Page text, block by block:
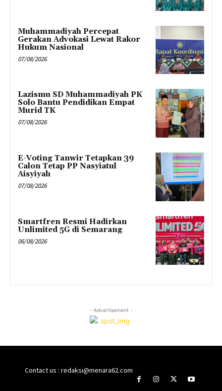
Muhammadiyah Percepat
Gerakan Advokasi Lewat Rakor
Hukum Nasional
07/08/2026
Lazismu SD Muhammadiyah PK
Solo Bantu Pendidikan Empat
Murid TK
07/08/2026
E-Voting Tanwir Tetapkan 39
Calon Tetap PP Nasyiatul
Aisyiyah
07/08/2026
Smartfren Resmi Hadirkan
Unlimited 5G di Semarang
06/08/2026
- Advertisement -
Contact us : redaksi@menara62.com